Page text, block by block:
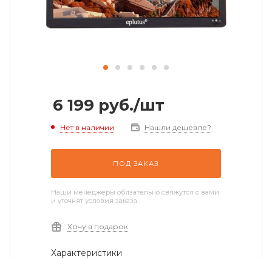
6 199 руб./шт
Нет в наличии Нашли дешевле?
ПОД ЗАКАЗ
Наши менеджеры обязательно свяжутся с вами
и уточнят условия заказа
Хочу в подарок
Характеристики